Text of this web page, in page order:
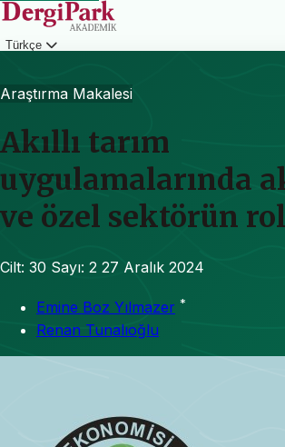
Türkçe
Araştırma Makalesi
Akıllı tarım
uygulamalarında
ve özel sektörün
Cilt: 30 Sayı: 2 27 Aralık 2024
Emine Boz Yılmazer *
Renan Tunalıoğlu